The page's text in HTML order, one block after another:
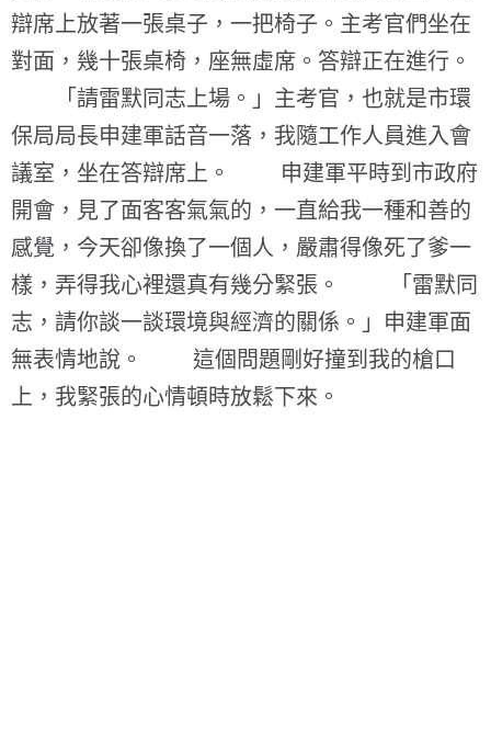
辯席上放著一張桌子，一把椅子。主考官們坐在
對面，幾十張桌椅，座無虛席。答辯正在進行。
「請雷默同志上場。」主考官，也就是市環
保局局長申建軍話音一落，我隨工作人員進入會
議室，坐在答辯席上。 申建軍平時到市政府
開會，見了面客客氣氣的，一直給我一種和善的
感覺，今天卻像換了一個人，嚴肅得像死了爹一
樣，弄得我心裡還真有幾分緊張。 「雷默同
志，請你談一談環境與經濟的關係。」申建軍面
無表情地說。 這個問題剛好撞到我的槍口
上，我緊張的心情頓時放鬆下來。